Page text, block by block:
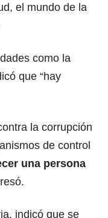
el mundo de la
como la
que “hay
la corrupción
de control
una persona
indicó que se